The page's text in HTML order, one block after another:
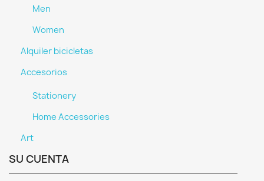
Men
Women
Alquiler bicicletas
Accesorios
Stationery
Home Accessories
Art
SU CUENTA